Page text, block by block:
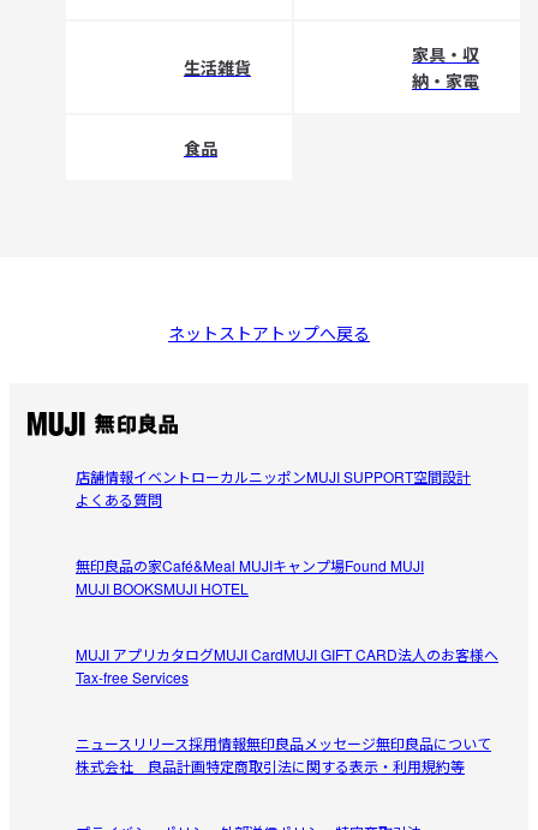
生活雑貨
家具・収
納・家電
食品
ネットストアトップへ戻る
店舗情報イベントローカルニッポンMUJI SUPPORT空間設計
よくある質問
無印良品の家Café&Meal MUJIキャンプ場Found MUJI
MUJI BOOKSMUJI HOTEL
MUJI アプリカタログMUJI CardMUJI GIFT CARD法人のお客様へ
Tax-free Services
ニュースリリース採用情報無印良品メッセージ無印良品について
株式会社 良品計画特定商取引法に関する表示・利用規約等